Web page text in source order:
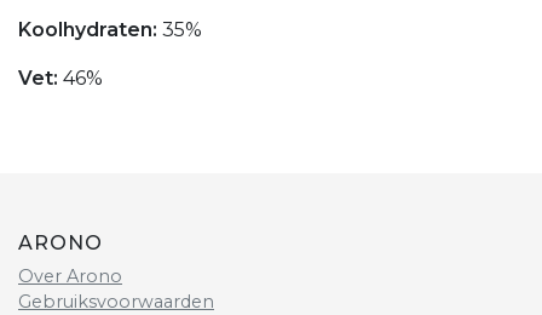
Koolhydraten: 35%
Vet: 46%
ARONO
Over Arono
Gebruiksvoorwaarden